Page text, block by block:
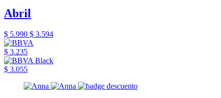
Abril
$ 5.990 $ 3.594
$ 3.235
$ 3.055